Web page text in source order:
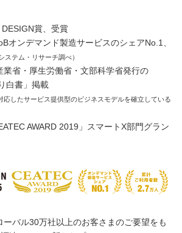
賞、受賞
オンデマンド製造サービスのシェアNo.1、
ステム・リサーチ調べ）
省・厚生労働省・文部科学省発行の
白書」掲載
応したサービス提供型のビジネスモデルを確立している
AWARD 2019」スマートX部門グラン
バル30万社以上のお客さまのご要望をも